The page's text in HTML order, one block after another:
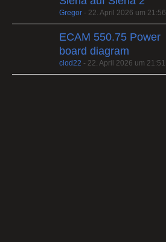
Gregor - 22. April 2026 um 21:56
ECAM 550.75 Power
board diagram
clod22 - 22. April 2026 um 21:51